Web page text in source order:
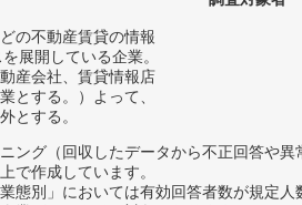
の不動産賃貸の情報
展開している企業。
産会社、賃貸情報店
とする。）よって、
とする。
グ（回収したデータから不正回答や異
で作成しています。
態別」においては有効回答者数が規定